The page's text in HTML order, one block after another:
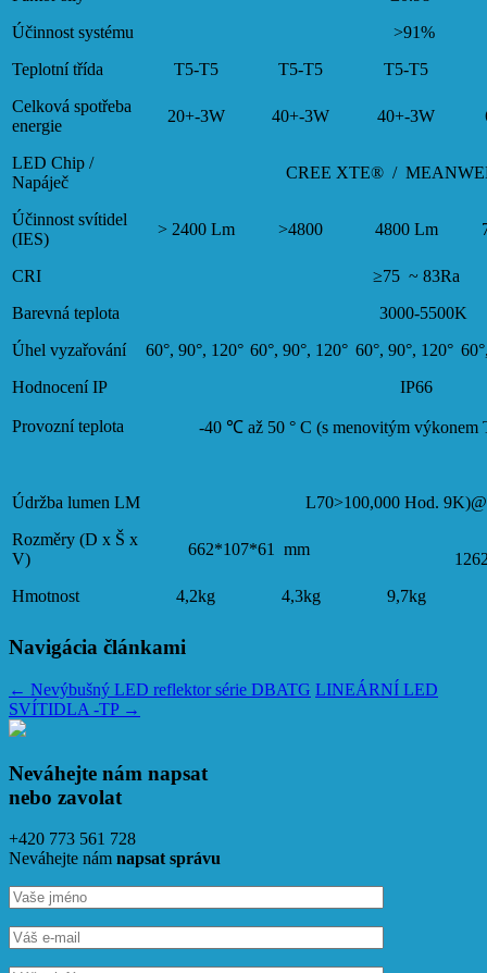
Účinnost systému
>91%
Teplotní třída
T5-T5 T5-T5
T5-T5
Celková spotřeba
energie
20+-3W 40+-3W 40+-3W
LED Chip /
Napáječ
CREE XTE® /
Účinnost svítidel
(IES)
> 2400 Lm >4800 4800 Lm
CRI
≥75 ~ 83Ra
Barevná teplota
3000-5500K
Úhel vyzařování
60°, 90°, 120° 60°, 90°, 120° 60°, 90°, 120°
Hodnocení IP
IP66
Provozní teplota -40 ℃ až 50 ° C (s menovitým výkonem
Údržba lumen LM
L70>100,000 Hod.
Rozměry (D x Š x
V)
662*107*61 mm
Hmotnost
4,2kg 4,3kg 9,7kg
Navigácia článkami
← Nevýbušný LED reflektor série DBATG LINEÁRNÍ LED
SVÍTIDLA -TP →
Neváhejte nám napsat
nebo zavolat
+420 773 561 728
Neváhejte nám napsat správu